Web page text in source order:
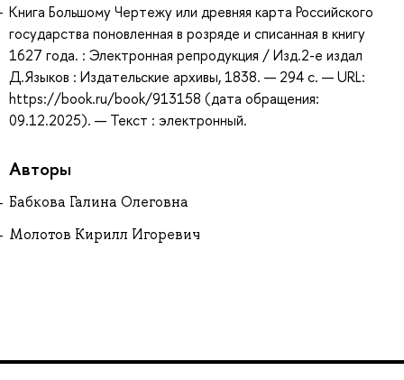
Книга Большому Чертежу или древняя карта Российского
государства поновленная в розряде и списанная в книгу
1627 года. : Электронная репродукция / Изд.2-е издал
Д.Языков : Издательские архивы, 1838. — 294 с. — URL:
https://book.ru/book/913158 (дата обращения:
09.12.2025). — Текст : электронный.
Авторы
Бабкова Галина Олеговна
Молотов Кирилл Игоревич